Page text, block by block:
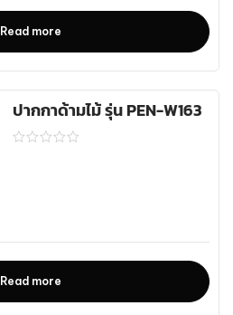
Read more
ปากกาด้ามไม้ รุ่น PEN-W163
Read more